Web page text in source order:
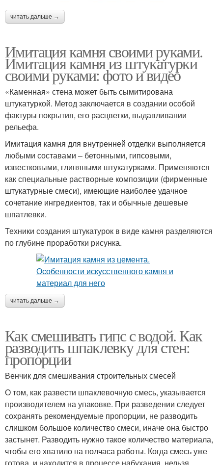
читать дальше →
Имитация камня своими руками.
Имитация камня из штукатурки
своими руками: фото и видео
«Каменная» стена может быть сымитирована
штукатуркой. Метод заключается в создании особой
фактуры покрытия, его расцветки, выдавливании
рельефа.
Имитация камня для внутренней отделки выполняется
любыми составами – бетонными, гипсовыми,
известковыми, глиняными штукатурками. Применяются
как специальные растворные композиции (фирменные
штукатурные смеси), имеющие наиболее удачное
сочетание ингредиентов, так и обычные дешевые
шпатлевки.
Техники создания штукатурок в виде камня разделяются
по глубине проработки рисунка.
читать дальше →
Как смешивать гипс с водой. Как
разводить шпаклевку для стен:
пропорции
Венчик для смешивания строительных смесей
О том, как развести шпаклевочную смесь, указывается
производителем на упаковке. При разведении следует
сохранять рекомендуемые пропорции, не разводить
слишком большое количество смеси, иначе она быстро
застынет. Разводить нужно такое количество материала,
чтобы его хватило на полчаса работы. Когда смесь уже
готова, и находится в процессе набухания, нельзя